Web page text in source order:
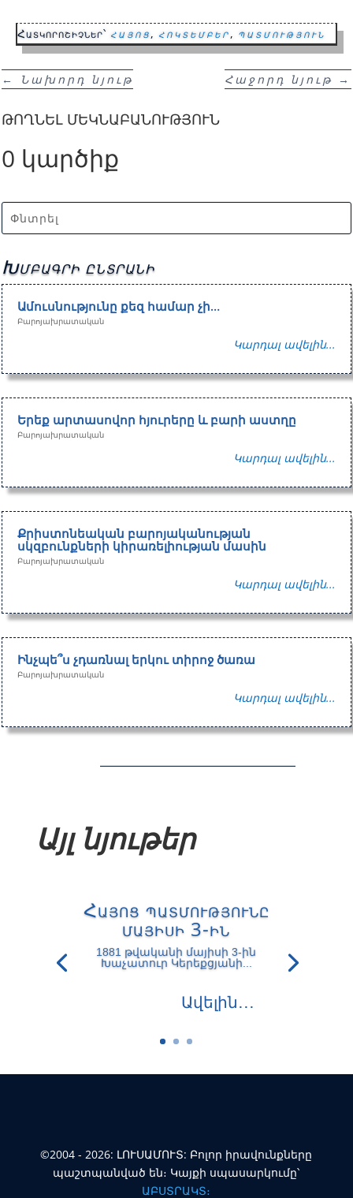
Հատկորոշիչներ՝ հայոց, հոկտեմբեր, պատմություն
← Նախորդ նյութ Հաջորդ նյութ →
ԹՈՂՆԵԼ ՄԵԿՆԱԲԱՆՈՒԹՅՈՒՆ
0 կարծիք
Խմբագրի ընտրանի
Ամուսնությունը քեզ համար չի…
Բարոյախրատական
Կարդալ ավելին...
Երեք արտասովոր հյուրերը և բարի աստղը
Բարոյախրատական
Կարդալ ավելին...
Քրիստոնեական բարոյականության
սկզբունքների կիրառելիության մասին
Բարոյախրատական
Կարդալ ավելին...
Ինչպե՞ս չդառնալ երկու տիրոջ ծառա
Բարոյախրատական
Կարդալ ավելին...
Այլ նյութեր
Հայոց պատմությունը
մայիսի 3-ին
1881 թվականի մայիսի 3-ին
Խաչատուր Կերեքցյանի...
Ավելին․․․
©2004 - 2026: ԼՈՒՍԱՄՈՒՏ: Բոլոր իրավունքները
պաշտպանված են։ Կայքի սպասարկումը՝
ԱԲՍՏՐԱԿՏ։